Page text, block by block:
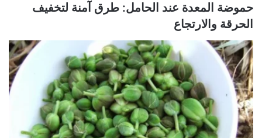
حموضة المعدة عند الحامل: طرق آمنة لتخفيف
الحرقة والارتجاع